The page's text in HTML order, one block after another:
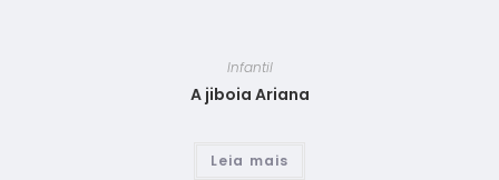
Infantil
A jiboia Ariana
Leia mais